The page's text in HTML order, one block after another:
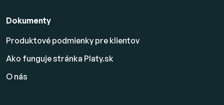
Dokumenty
Produktové podmienky pre klientov
Ako funguje stránka Platy.sk
O nás